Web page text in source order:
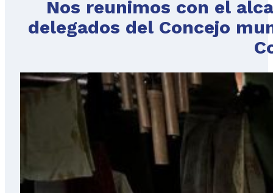
Nos reunimos con el
delegados del Concejo